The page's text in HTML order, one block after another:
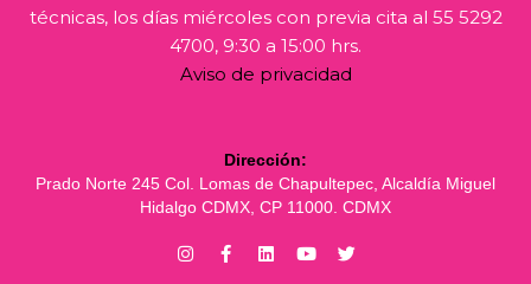
técnicas, los días miércoles con previa cita al 55 5292
4700, 9:30 a 15:00 hrs.
Aviso de privacidad
Dirección:
Prado Norte 245 Col. Lomas de Chapultepec, Alcaldía Miguel
Hidalgo CDMX, CP 11000. CDMX